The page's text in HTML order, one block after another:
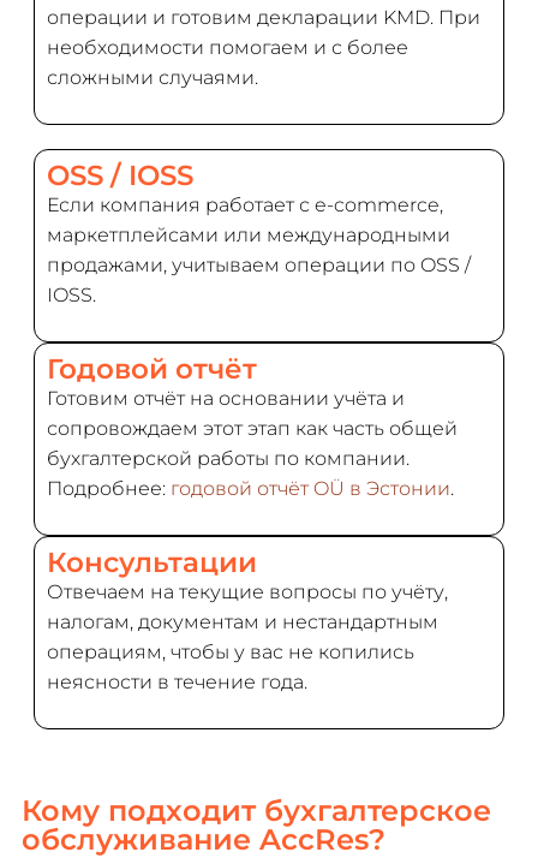
операции и готовим декларации KMD. При
необходимости помогаем и с более
сложными случаями.
OSS / IOSS
Если компания работает с e-commerce,
маркетплейсами или международными
продажами, учитываем операции по OSS /
IOSS.
Годовой отчёт
Готовим отчёт на основании учёта и
сопровождаем этот этап как часть общей
бухгалтерской работы по компании.
Подробнее: годовой отчёт OÜ в Эстонии.
Консультации
Отвечаем на текущие вопросы по учёту,
налогам, документам и нестандартным
операциям, чтобы у вас не копились
неясности в течение года.
Кому подходит бухгалтерское
обслуживание AccRes?